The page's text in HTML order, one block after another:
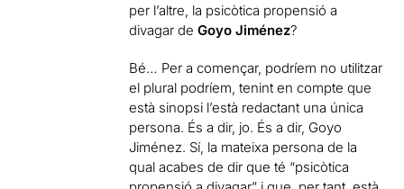
per l’altre, la psicòtica propensió a
divagar deGoyo Jiménez?
Bé… Per a començar, podríem no utilitzar
el plural podríem, tenint en compte que
està sinopsi l’està redactant una única
persona. És a dir, jo. És a dir, Goyo
Jiménez. Sí, la mateixa persona de la
qual acabes de dir que té “psicòtica